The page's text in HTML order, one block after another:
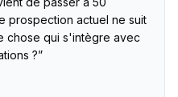
prospection actuel ne suit
chose qui s'intègre avec
?”